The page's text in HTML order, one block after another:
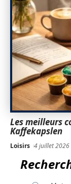
Les meilleurs
Kaffekapslen
Loisirs 4 juillet 2026